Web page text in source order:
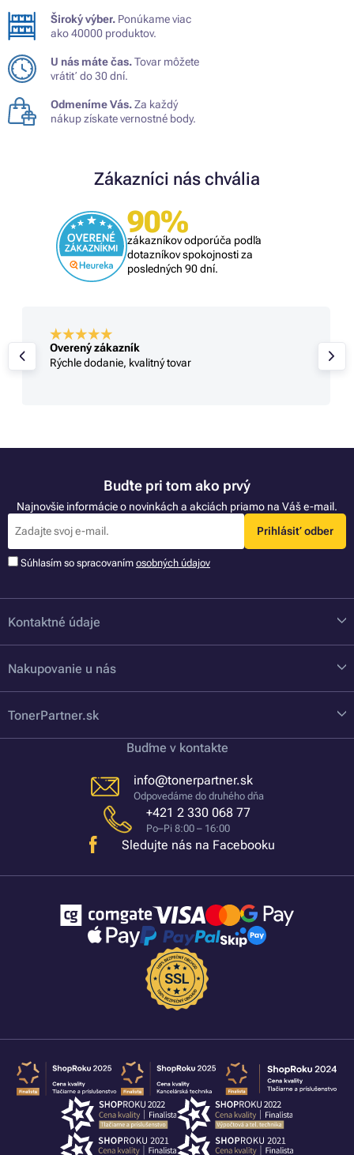
Široký výber. Ponúkame viac
ako 40000 produktov.
U nás máte čas.Tovar môžete
vrátiť do 30 dní.
Odmeníme Vás.Za každý
nákup získate vernostné body.
Zákazníci nás chvália
90%
zákazníkov odporúča podľa
dotazníkov spokojnosti za
posledných 90 dní.
Overený zákazník
Rýchle dodanie, kvalitný tovar
Buďte pri tom ako prvý
Najnovšie informácie o novinkách a akciách priamo na Váš e-mail.
Prihlásiť odber
Súhlasím so spracovaním osobných údajov
Kontaktné údaje
Nakupovanie u nás
TonerPartner.sk
Buďme v kontakte
info@tonerpartner.sk
Odpovedáme do druhého dňa
+421 2 330 068 77
Po–Pi 8:00 – 16:00
Sledujte nás na Facebooku